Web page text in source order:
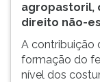
agropastoril,
direito não-
A contribuição
formação do
nível dos